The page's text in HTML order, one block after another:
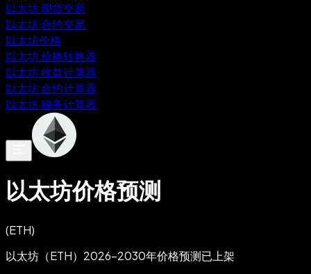
以太坊 现货交易
以太坊 合约交易
以太坊价格
以太坊 价格转换器
以太坊 收益计算器
以太坊 合约计算器
以太坊 税务计算器
以太坊价格预测
(ETH)
以太坊（ETH）2026-2030年价格预测已上架